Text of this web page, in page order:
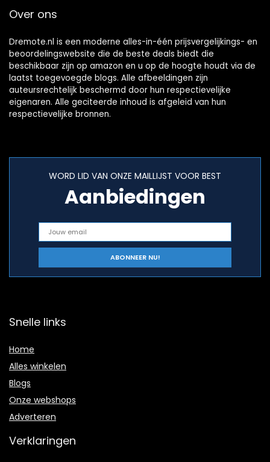
Over ons
Dremote.nl is een moderne alles-in-één prijsvergelijkings- en
beoordelingswebsite die de beste deals biedt die
beschikbaar zijn op amazon en u op de hoogte houdt via de
laatst toegevoegde blogs. Alle afbeeldingen zijn
auteursrechtelijk beschermd door hun respectievelijke
eigenaren. Alle geciteerde inhoud is afgeleid van hun
respectievelijke bronnen.
WORD LID VAN ONZE MAILLIJST VOOR BEST
Aanbiedingen
Snelle links
Home
Alles winkelen
Blogs
Onze webshops
Adverteren
Verklaringen